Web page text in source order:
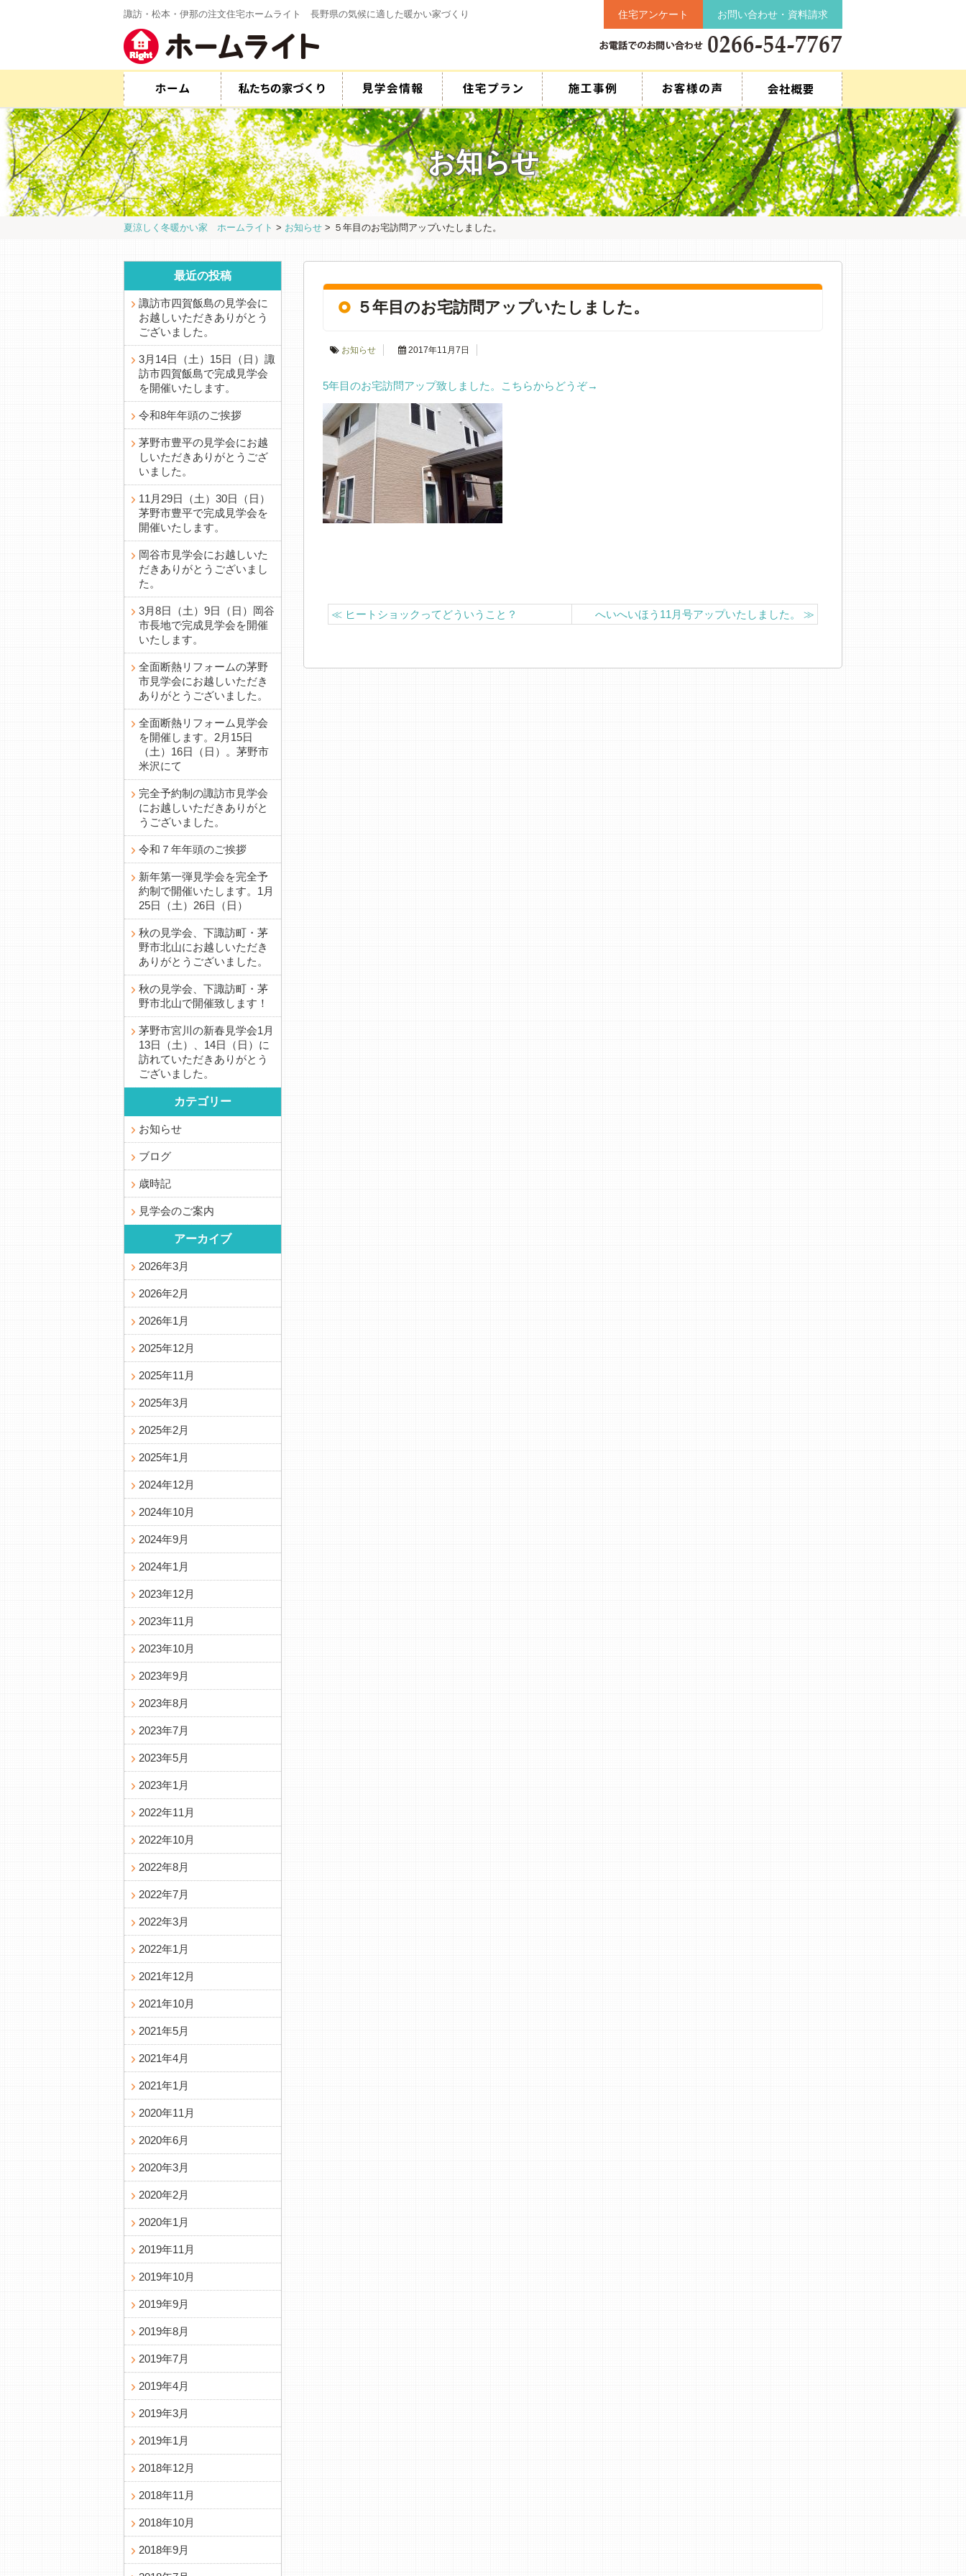
諏訪・松本・伊那の注文住宅ホームライト 長野県の気候に適した暖かい家づくり 住宅アンケート お問い合わせ・資料請求
お知らせ
夏涼しく冬暖かい家 ホームライト > お知らせ > ５年目のお宅訪問アップいたしました。
５年目のお宅訪問アップいたしました。
お知らせ 2017年11月7日
5年目のお宅訪問アップ致しました。こちらからどうぞ→
≪ヒートショックってどういうこと？ へいへいほう11月号アップいたしました。 ≫
最近の投稿
諏訪市四賀飯島の見学会に
お越しいただきありがとう
ございました。
3月14日（土）15日（日）諏
訪市四賀飯島で完成見学会
を開催いたします。
令和8年年頭のご挨拶
茅野市豊平の見学会にお越
しいただきありがとうござ
いました。
11月29日（土）30日（日）
茅野市豊平で完成見学会を
開催いたします。
岡谷市見学会にお越しいた
だきありがとうございまし
た。
3月8日（土）9日（日）岡谷
市長地で完成見学会を開催
いたします。
全面断熱リフォームの茅野
市見学会にお越しいただき
ありがとうございました。
全面断熱リフォーム見学会
を開催します。2月15日
（土）16日（日）。茅野市
米沢にて
完全予約制の諏訪市見学会
にお越しいただきありがと
うございました。
令和７年年頭のご挨拶
新年第一弾見学会を完全予
約制で開催いたします。1月
25日（土）26日（日）
秋の見学会、下諏訪町・茅
野市北山にお越しいただき
ありがとうございました。
秋の見学会、下諏訪町・茅
野市北山で開催致します！
茅野市宮川の新春見学会1月
13日（土）、14日（日）に
訪れていただきありがとう
ございました。
カテゴリー
お知らせ
ブログ
歳時記
見学会のご案内
アーカイブ
2026年3月
2026年2月
2026年1月
2025年12月
2025年11月
2025年3月
2025年2月
2025年1月
2024年12月
2024年10月
2024年9月
2024年1月
2023年12月
2023年11月
2023年10月
2023年9月
2023年8月
2023年7月
2023年5月
2023年1月
2022年11月
2022年10月
2022年8月
2022年7月
2022年3月
2022年1月
2021年12月
2021年10月
2021年5月
2021年4月
2021年1月
2020年11月
2020年6月
2020年3月
2020年2月
2020年1月
2019年11月
2019年10月
2019年9月
2019年8月
2019年7月
2019年4月
2019年3月
2019年1月
2018年12月
2018年11月
2018年10月
2018年9月